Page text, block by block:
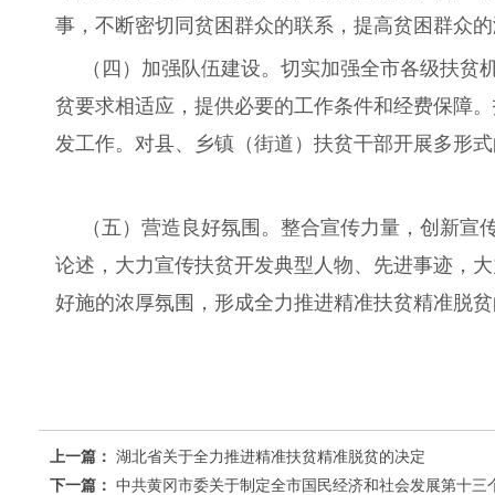
事，不断密切同贫困群众的联系，提高贫困群众
（四）加强队伍建设。切实加强全市各级扶
贫要求相适应，提供必要的工作条件和经费保障
发工作。对县、乡镇（街道）扶贫干部开展多形
（五）营造良好氛围。整合宣传力量，创新
论述，大力宣传扶贫开发典型人物、先进事迹，
好施的浓厚氛围，形成全力推进精准扶贫精准脱
上一篇： 湖北省关于全力推进精准扶贫精准脱贫的决定
下一篇： 中共黄冈市委关于制定全市国民经济和社会发展第十三